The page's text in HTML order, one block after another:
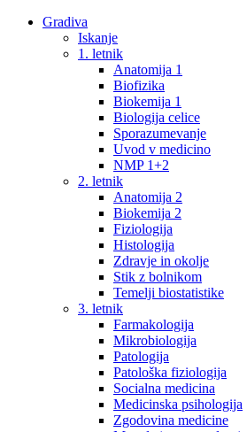
Gradiva
Iskanje
1. letnik
Anatomija 1
Biofizika
Biokemija 1
Biologija celice
Sporazumevanje
Uvod v medicino
NMP 1+2
2. letnik
Anatomija 2
Biokemija 2
Fiziologija
Histologija
Zdravje in okolje
Stik z bolnikom
Temelji biostatistike
3. letnik
Farmakologija
Mikrobiologija
Patologija
Patološka fiziologija
Socialna medicina
Medicinska psihologija
Zgodovina medicine